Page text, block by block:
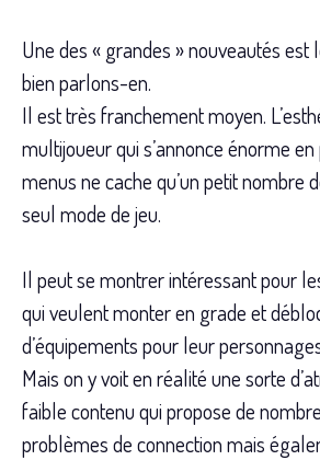
Une des « grandes » nouveautés est
bien parlons-en.
Il est très franchement moyen.
multijoueur qui s’annonce énorme
menus ne cache qu’un petit nombre
seul mode de jeu.
Il peut se montrer intéressant pour
qui veulent monter en grade et
d’équipements pour leur
Mais on y voit en réalité une sorte
faible contenu qui propose de
problèmes de connection mais